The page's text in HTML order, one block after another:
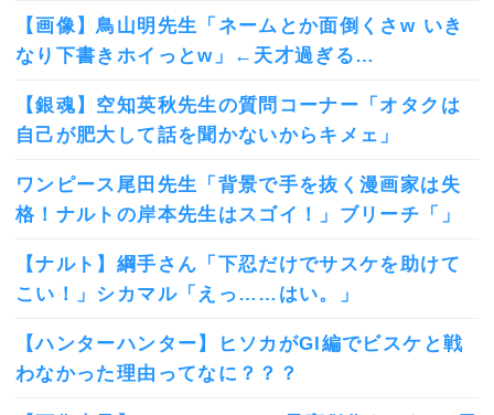
【画像】鳥山明先生「ネームとか面倒くさw いき
なり下書きホイっとw」←天才過ぎる…
【銀魂】空知英秋先生の質問コーナー「オタクは
自己が肥大して話を聞かないからキメェ」
ワンピース尾田先生「背景で手を抜く漫画家は失
格！ナルトの岸本先生はスゴイ！」ブリーチ「」
【ナルト】綱手さん「下忍だけでサスケを助けて
こい！」シカマル「えっ……はい。」
【ハンターハンター】ヒソカがGI編でビスケと戦
わなかった理由ってなに？？？